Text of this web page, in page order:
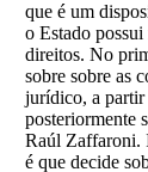
que é um
o Estado
direitos. No
sobre sobre as
jurídico, a partir
posteriormente
Raúl Zaffaroni.
é que decide